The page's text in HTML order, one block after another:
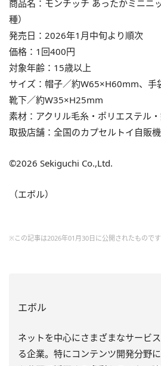
商品名：モンチッチ あったかミニニ
種）
発売日：2026年1月中旬より順次
価格：1回400円
対象年齢：15歳以上
サイズ：帽子／約W65×H60mm、手
靴下／約W35×H25mm
素材：アクリル毛糸・ポリエステル
取扱店舗：全国のカプセルトイ自販
©2026 Sekiguchi Co.,Ltd.
（エボル）
※この記事は2026年01月30日に公開されたものです
エボル
ネットを中心にさまざまなサービ
る企業。特にコンテンツ開発分野